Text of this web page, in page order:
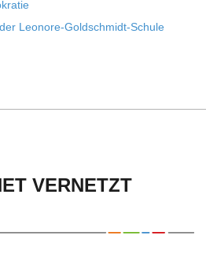
Leonore-Goldschmidt-Schule
VERNETZT